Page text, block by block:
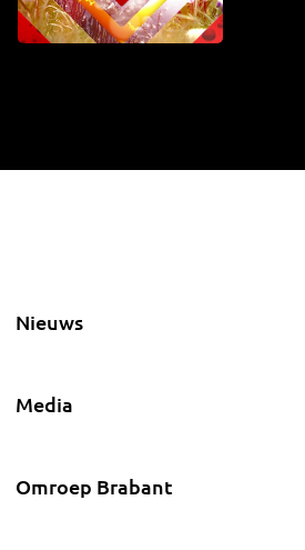
Nieuws
Media
Omroep Brabant